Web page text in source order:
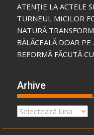
ATENȚIE LA ACTELE
TURNEUL MICILOR
NATURĂ
BĂLĂCEALĂ DOAR
REFORMĂ FĂCUTĂ
Arhive
Arhive